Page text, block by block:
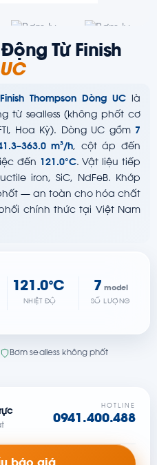
Từ Finish
UC
Thompson Dòng UC là
từ sealless (không phốt cơ
Hoa Kỳ). Dòng UC gồm 7
m³/h, cột áp đến
đến 121.0°C. Vật liệu tiếp
iron, SiC, NdFeB. Khớp
— an toàn cho hóa chất
chính thức tại Việt Nam
121.0°C
NHIỆT ĐỘ
7 model
SỐ LƯỢNG
Bơm sealless không phốt
HOTLINE
0941.400.488